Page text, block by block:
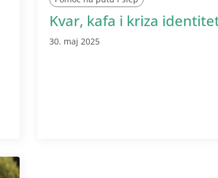
Kvar, kafa i kriza
30. maj 2025